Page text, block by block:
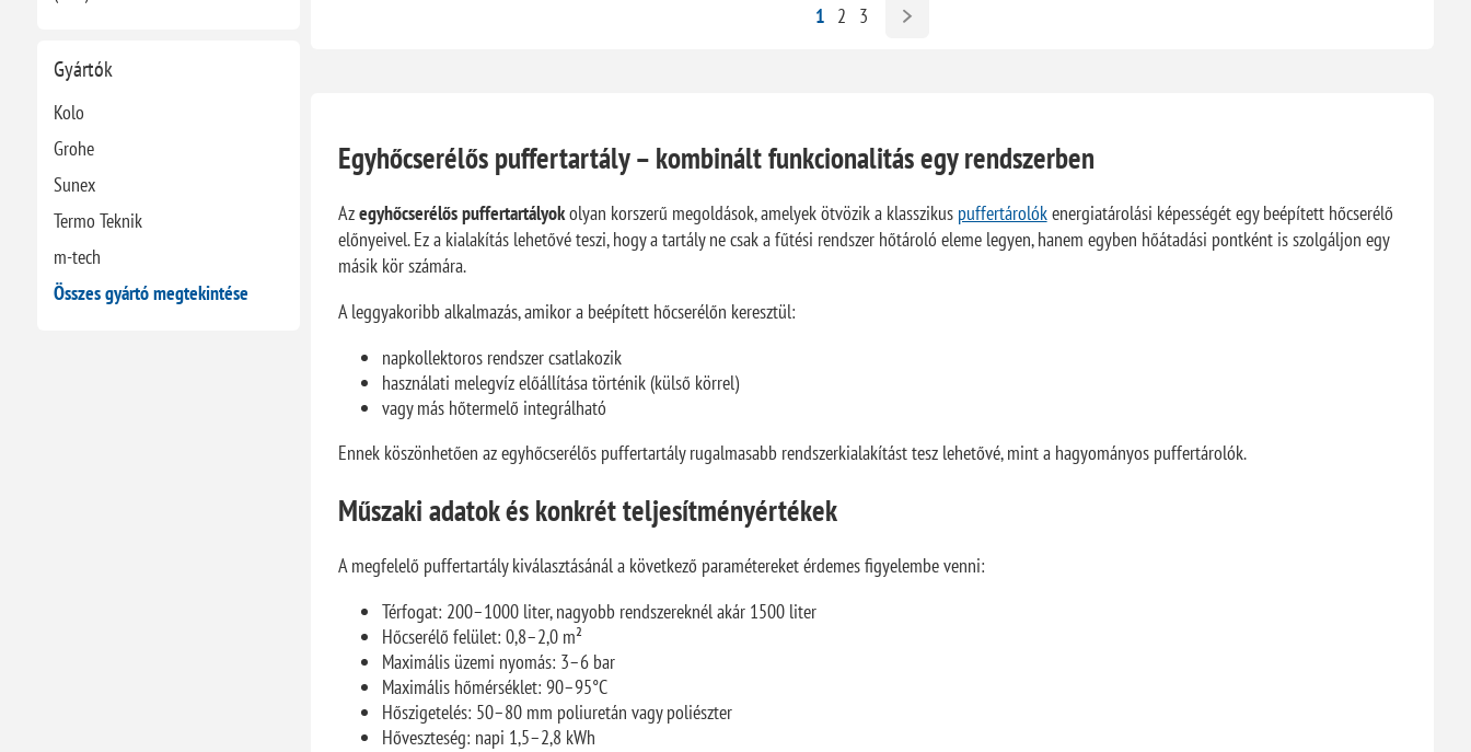
Gyártók
Kolo
Grohe
Sunex
Termo Teknik
m-tech
Összes gyártó megtekintése
1 2 3
Egyhőcserélős puffertartály – kombinált funkcionalitás egy rendszerben
Azegyhőcserélős puffertartályokolyan korszerű megoldások, amelyek ötvözik a klasszikus puffertárolókenergiatárolási képességét egy beépített hőcserélő
előnyeivel. Ez a kialakítás lehetővé teszi, hogy a tartály ne csak a fűtési rendszer hőtároló eleme legyen, hanem egyben hőátadási pontként is szolgáljon egy
másik kör számára.
A leggyakoribb alkalmazás, amikor a beépített hőcserélőn keresztül:
napkollektoros rendszer csatlakozik
használati melegvíz előállítása történik (külső körrel)
vagy más hőtermelő integrálható
Ennek köszönhetően az egyhőcserélős puffertartály rugalmasabb rendszerkialakítást tesz lehetővé, mint a hagyományos puffertárolók.
Műszaki adatok és konkrét teljesítményértékek
A megfelelő puffertartály kiválasztásánál a következő paramétereket érdemes figyelembe venni:
Térfogat: 200–1000 liter, nagyobb rendszereknél akár 1500 liter
Hőcserélő felület: 0,8–2,0 m²
Maximális üzemi nyomás: 3–6 bar
Maximális hőmérséklet: 90–95°C
Hőszigetelés: 50–80 mm poliuretán vagy poliészter
Hőveszteség: napi 1,5–2,8 kWh